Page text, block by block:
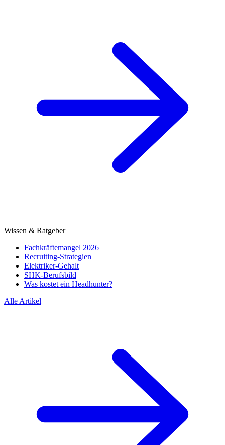
Wissen & Ratgeber
Fachkräftemangel 2026
Recruiting-Strategien
Elektriker-Gehalt
SHK-Berufsbild
Was kostet ein Headhunter?
Alle Artikel